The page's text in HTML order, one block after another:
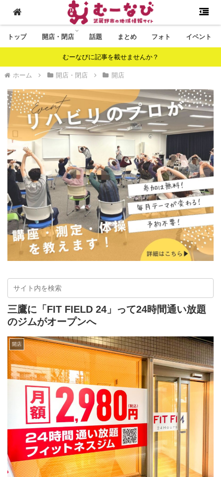
トップ 開店・閉店 話題 まとめ フォト イベント
むーなびに記事を載せませんか？
ホーム 開店・閉店 開店
三鷹に「FIT FIELD 24」って24時間通い放題
のジムがオープンへ
開店